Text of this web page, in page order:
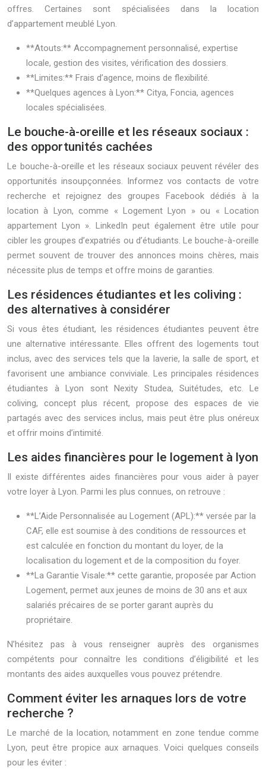
offres. Certaines sont spécialisées dans la location
d’appartement meublé Lyon.
**Atouts:** Accompagnement personnalisé, expertise
locale, gestion des visites, vérification des dossiers.
**Limites:** Frais d’agence, moins de flexibilité.
**Quelques agences à Lyon:** Citya, Foncia, agences
locales spécialisées.
Le bouche-à-oreille et les réseaux sociaux :
des opportunités cachées
Le bouche-à-oreille et les réseaux sociaux peuvent révéler des
opportunités insoupçonnées. Informez vos contacts de votre
recherche et rejoignez des groupes Facebook dédiés à la
location à Lyon, comme « Logement Lyon » ou « Location
appartement Lyon ». LinkedIn peut également être utile pour
cibler les groupes d’expatriés ou d’étudiants. Le bouche-à-oreille
permet souvent de trouver des annonces moins chères, mais
nécessite plus de temps et offre moins de garanties.
Les résidences étudiantes et les coliving :
des alternatives à considérer
Si vous êtes étudiant, les résidences étudiantes peuvent être
une alternative intéressante. Elles offrent des logements tout
inclus, avec des services tels que la laverie, la salle de sport, et
favorisent une ambiance conviviale. Les principales résidences
étudiantes à Lyon sont Nexity Studea, Suitétudes, etc. Le
coliving, concept plus récent, propose des espaces de vie
partagés avec des services inclus, mais peut être plus onéreux
et offrir moins d’intimité.
Les aides financières pour le logement à lyon
Il existe différentes aides financières pour vous aider à payer
votre loyer à Lyon. Parmi les plus connues, on retrouve :
**L’Aide Personnalisée au Logement (APL):** versée par la
CAF, elle est soumise à des conditions de ressources et
est calculée en fonction du montant du loyer, de la
localisation du logement et de la composition du foyer.
**La Garantie Visale:** cette garantie, proposée par Action
Logement, permet aux jeunes de moins de 30 ans et aux
salariés précaires de se porter garant auprès du
propriétaire.
N’hésitez pas à vous renseigner auprès des organismes
compétents pour connaître les conditions d’éligibilité et les
montants des aides auxquelles vous pouvez prétendre.
Comment éviter les arnaques lors de votre
recherche ?
Le marché de la location, notamment en zone tendue comme
Lyon, peut être propice aux arnaques. Voici quelques conseils
pour les éviter :